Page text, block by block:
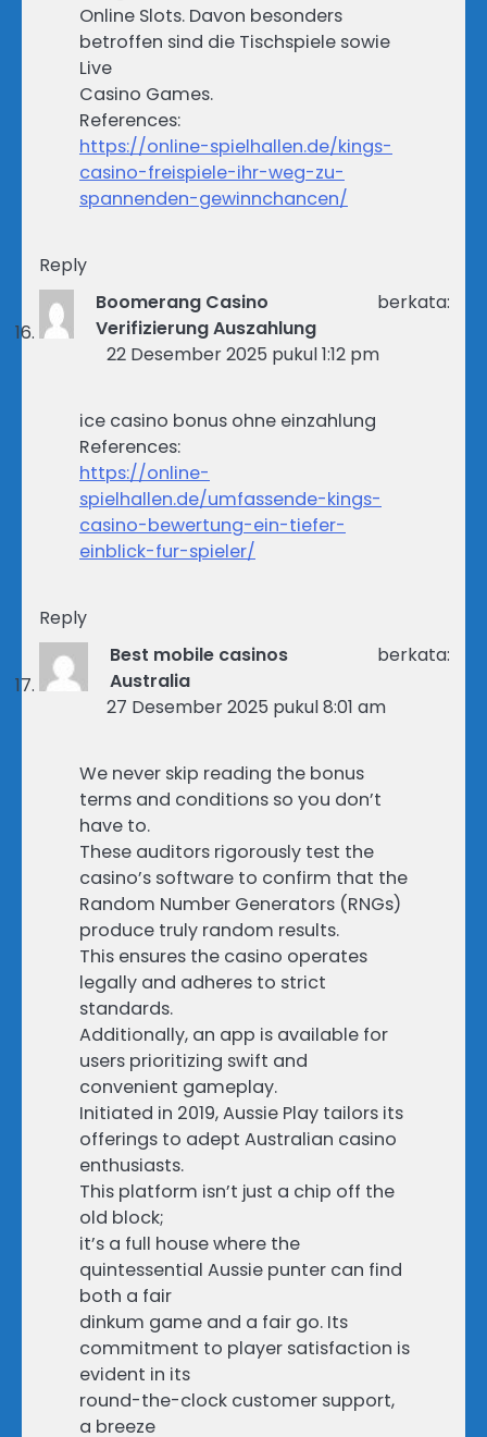
Online Slots. Davon besonders
betroffen sind die Tischspiele sowie
Live
Casino Games.
References:
https://online-spielhallen.de/kings-
casino-freispiele-ihr-weg-zu-
spannenden-gewinnchancen/
Reply
Boomerang Casino
Verifizierung Auszahlung
berkata:
22 Desember 2025 pukul 1:12 pm
ice casino bonus ohne einzahlung
References:
https://online-
spielhallen.de/umfassende-kings-
casino-bewertung-ein-tiefer-
einblick-fur-spieler/
Reply
Best mobile casinos
Australia
berkata:
27 Desember 2025 pukul 8:01 am
We never skip reading the bonus
terms and conditions so you don’t
have to.
These auditors rigorously test the
casino’s software to confirm that the
Random Number Generators (RNGs)
produce truly random results.
This ensures the casino operates
legally and adheres to strict
standards.
Additionally, an app is available for
users prioritizing swift and
convenient gameplay.
Initiated in 2019, Aussie Play tailors its
offerings to adept Australian casino
enthusiasts.
This platform isn’t just a chip off the
old block;
it’s a full house where the
quintessential Aussie punter can find
both a fair
dinkum game and a fair go. Its
commitment to player satisfaction is
evident in its
round-the-clock customer support,
a breeze